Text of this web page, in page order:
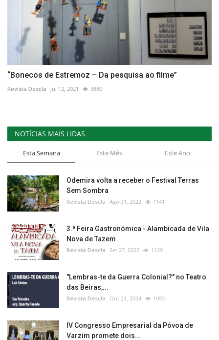
“Bonecos de Estremoz – Da pesquisa ao filme”
Revista Descla Jul 12, 2021 3880
NOTÍCIAS MAIS LIDAS
Esta Semana Este Mês Este Ano
Odemira volta a receber o Festival Terras
Sem Sombra
Revista Descla Ago 31, 2022 1141
3.ª Feira Gastronómica - Alambicada de Vila
Nova de Tazem
Revista Descla Set 27, 2022 1129
"Lembras-te da Guerra Colonial?" no Teatro
das Beiras,...
Revista Descla Out 21, 2024 1093
IV Congresso Empresarial da Póvoa de
Varzim promete dois...